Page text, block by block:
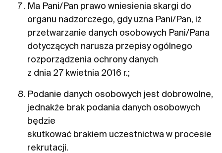
Ma Pani/Pan prawo wniesienia skargi do
organu nadzorczego, gdy uzna Pani/Pan, iż
przetwarzanie danych osobowych Pani/Pana
dotyczących narusza przepisy ogólnego
rozporządzenia ochrony danych
z dnia 27 kwietnia 2016 r.;
Podanie danych osobowych jest dobrowolne,
jednakże brak podania danych osobowych
będzie
skutkować brakiem uczestnictwa w procesie
rekrutacji.